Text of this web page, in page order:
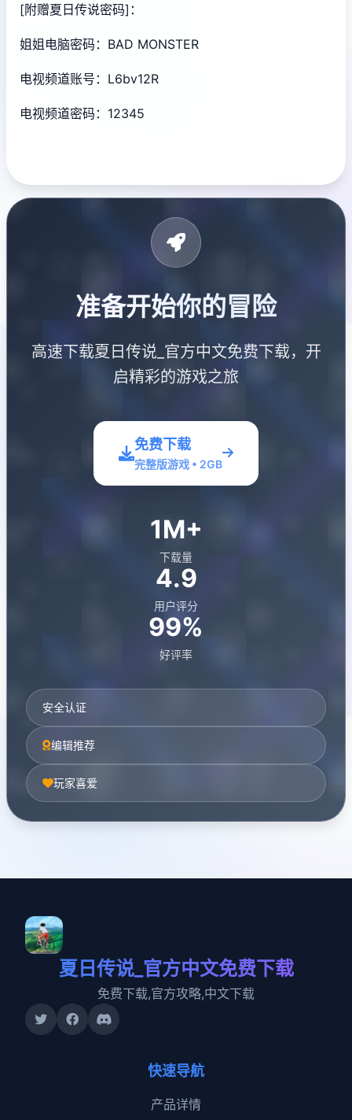
[附赠夏日传说密码]：
姐姐电脑密码：BAD MONSTER
电视频道账号：L6bv12R
电视频道密码：12345
准备开始你的冒险
高速下载夏日传说_官方中文免费下载，开
启精彩的游戏之旅
免费下载
完整版游戏 • 2GB
1M+
下载量
4.9
用户评分
99%
好评率
安全认证
编辑推荐
玩家喜爱
夏日传说_官方中文免费下载
免费下载,官方攻略,中文下载
快速导航
产品详情